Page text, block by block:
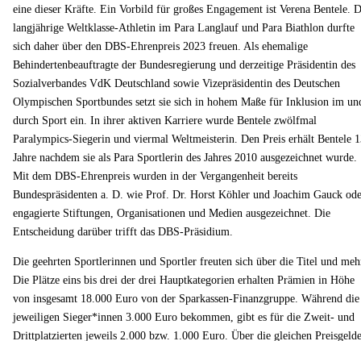
eine dieser Kräfte. Ein Vorbild für großes Engagement ist Verena Bentele.
langjährige Weltklasse-Athletin im Para Langlauf und Para Biathlon durfte
sich daher über den DBS-Ehrenpreis 2023 freuen. Als ehemalige
Behindertenbeauftragte der Bundesregierung und derzeitige Präsidentin des
Sozialverbandes VdK Deutschland sowie Vizepräsidentin des Deutschen
Olympischen Sportbundes setzt sie sich in hohem Maße für Inklusion im
durch Sport ein. In ihrer aktiven Karriere wurde Bentele zwölfmal
Paralympics-Siegerin und viermal Weltmeisterin. Den Preis erhält Bentele
Jahre nachdem sie als Para Sportlerin des Jahres 2010 ausgezeichnet wurde.
Mit dem DBS-Ehrenpreis wurden in der Vergangenheit bereits
Bundespräsidenten a. D. wie Prof. Dr. Horst Köhler und Joachim Gauck
engagierte Stiftungen, Organisationen und Medien ausgezeichnet. Die
Entscheidung darüber trifft das DBS-Präsidium.
Die geehrten Sportlerinnen und Sportler freuten sich über die Titel und
Die Plätze eins bis drei der drei Hauptkategorien erhalten Prämien in Höhe
von insgesamt 18.000 Euro von der Sparkassen-Finanzgruppe. Während die
jeweiligen Sieger*innen 3.000 Euro bekommen, gibt es für die Zweit- und
Drittplatzierten jeweils 2.000 bzw. 1.000 Euro. Über die gleichen